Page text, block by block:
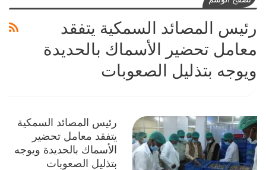
رئيس المصائد السمكية يتفقد
معامل تحضير الأسماك بالحديدة
ويوجه بتذليل الصعوبات
رئيس المصائد السمكية
يتفقد معامل تحضير
الأسماك بالحديدة ويوجه
بتذليل الصعوبات